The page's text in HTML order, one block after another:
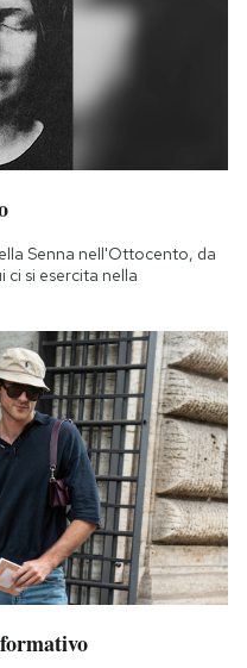
Senna nell'Ottocento, da
ci si esercita nella